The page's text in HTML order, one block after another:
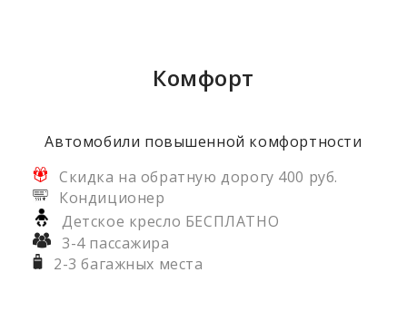
Комфорт
Автомобили повышенной комфортности
Скидка на обратную дорогу 400 руб.
Кондиционер
Детское кресло БЕСПЛАТНО
3-4 пассажира
2-3 багажных места